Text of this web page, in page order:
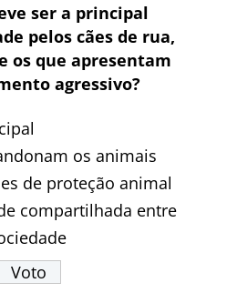
ser a principal
pelos cães de rua,
os que apresentam
agressivo?
os animais
de proteção animal
compartilhada entre